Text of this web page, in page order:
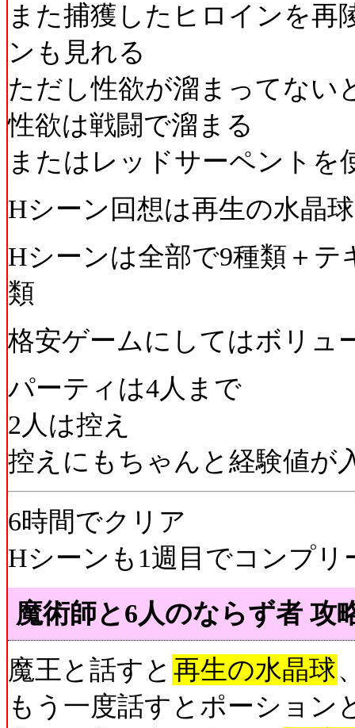
また捕獲したヒロインを再
ンも見れる
ただし性欲が溜まってない
性欲は戦闘で溜まる
またはレッドサーペントを
Hシーン回想は再生の水晶
Hシーンは全部で9種類＋テ
類
格安ゲームにしてはボリュ
パーティは4人まで
2人は控え
控えにもちゃんと経験値が
6時間でクリア
Hシーンも1週目でコンプリ
魔術師と6人のならず者 攻
魔王と話すと 再生の水晶球
もう一度話すとポーション